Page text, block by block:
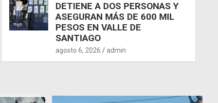
DETIENE A DOS PERSONAS Y
ASEGURAN MÁS DE 600 MIL
PESOS EN VALLE DE
SANTIAGO
agosto 6, 2026 admin